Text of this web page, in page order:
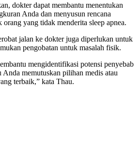
dokter dapat membantu menentukan
Anda dan menyusun rencana
yang tidak menderita sleep apnea.
jalan ke dokter juga diperlukan untuk
pengobatan untuk masalah fisik.
mengidentifikasi potensi penyebab
Anda memutuskan pilihan medis atau
terbaik,” kata Thau.